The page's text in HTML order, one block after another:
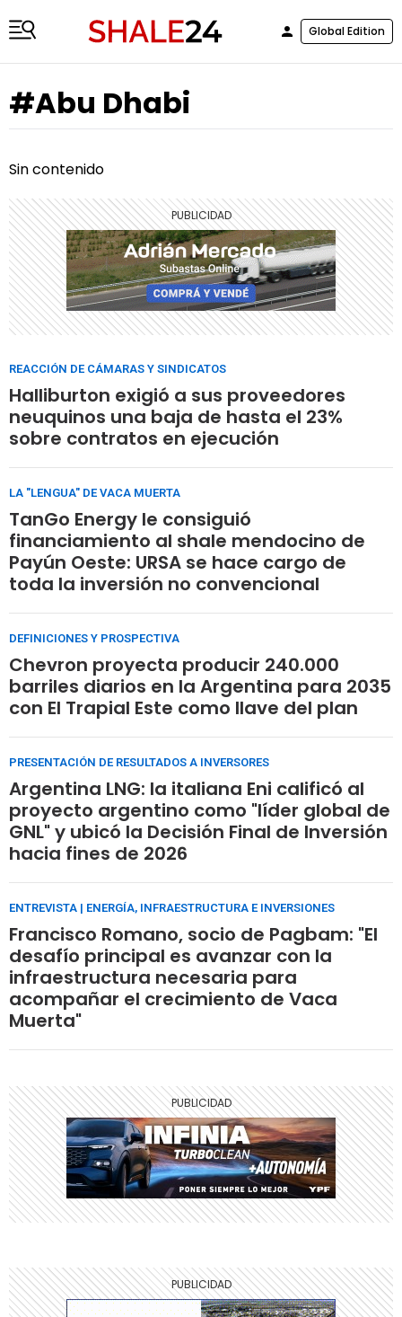
Global Edition
#Abu Dhabi
Sin contenido
REACCIÓN DE CÁMARAS Y SINDICATOS
Halliburton exigió a sus proveedores
neuquinos una baja de hasta el 23%
sobre contratos en ejecución
LA "LENGUA" DE VACA MUERTA
TanGo Energy le consiguió
financiamiento al shale mendocino de
Payún Oeste: URSA se hace cargo de
toda la inversión no convencional
DEFINICIONES Y PROSPECTIVA
Chevron proyecta producir 240.000
barriles diarios en la Argentina para 2035
con El Trapial Este como llave del plan
PRESENTACIÓN DE RESULTADOS A INVERSORES
Argentina LNG: la italiana Eni calificó al
proyecto argentino como "líder global de
GNL" y ubicó la Decisión Final de Inversión
hacia fines de 2026
ENTREVISTA | ENERGÍA, INFRAESTRUCTURA E INVERSIONES
Francisco Romano, socio de Pagbam: "El
desafío principal es avanzar con la
infraestructura necesaria para
acompañar el crecimiento de Vaca
Muerta"